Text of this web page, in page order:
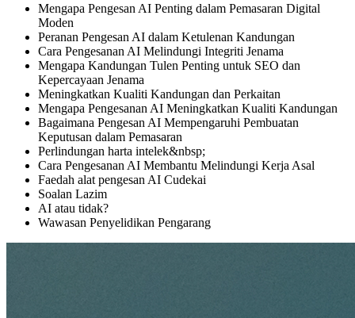
Mengapa Pengesan AI Penting dalam Pemasaran Digital
Moden
Peranan Pengesan AI dalam Ketulenan Kandungan
Cara Pengesanan AI Melindungi Integriti Jenama
Mengapa Kandungan Tulen Penting untuk SEO dan
Kepercayaan Jenama
Meningkatkan Kualiti Kandungan dan Perkaitan
Mengapa Pengesanan AI Meningkatkan Kualiti Kandungan
Bagaimana Pengesan AI Mempengaruhi Pembuatan
Keputusan dalam Pemasaran
Perlindungan harta intelek&nbsp;
Cara Pengesanan AI Membantu Melindungi Kerja Asal
Faedah alat pengesan AI Cudekai
Soalan Lazim
AI atau tidak?
Wawasan Penyelidikan Pengarang